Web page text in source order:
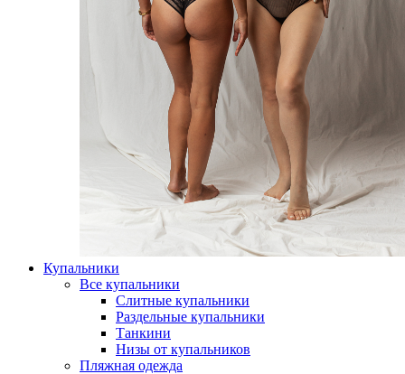
Купальники
Все купальники
Слитные купальники
Раздельные купальники
Танкини
Низы от купальников
Пляжная одежда